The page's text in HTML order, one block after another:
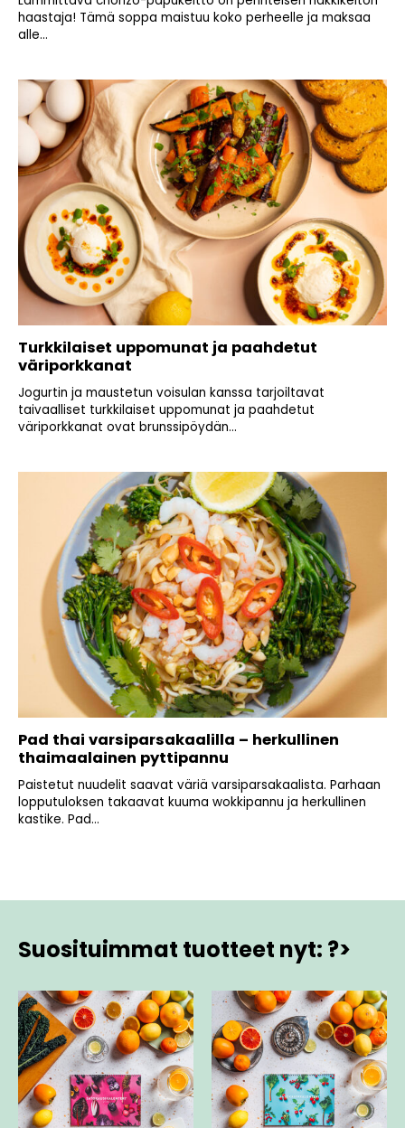
haastaja! Tämä soppa maistuu koko perheelle ja maksaa
alle...
Turkkilaiset uppomunat ja paahdetut
väriporkkanat
Jogurtin ja maustetun voisulan kanssa tarjoiltavat
taivaalliset turkkilaiset uppomunat ja paahdetut
väriporkkanat ovat brunssipöydän...
Pad thai varsiparsakaalilla – herkullinen
thaimaalainen pyttipannu
Paistetut nuudelit saavat väriä varsiparsakaalista. Parhaan
lopputuloksen takaavat kuuma wokkipannu ja herkullinen
kastike. Pad...
Suosituimmat tuotteet nyt: ?>